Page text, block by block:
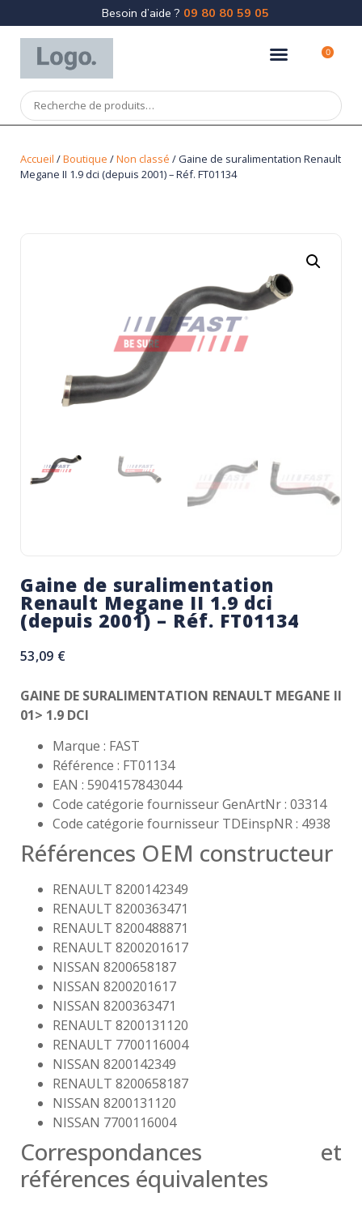
Besoin d’aide ? 09 80 80 59 05
0
Accueil /Boutique /Non classé / Gaine de suralimentation Renault
Megane II 1.9 dci (depuis 2001) – Réf. FT01134
Gaine de suralimentation
Renault Megane II 1.9 dci
(depuis 2001) – Réf. FT01134
53,09 €
GAINE DE SURALIMENTATION RENAULT MEGANE II
01> 1.9 DCI
Marque : FAST
Référence : FT01134
EAN : 5904157843044
Code catégorie fournisseur GenArtNr : 03314
Code catégorie fournisseur TDEinspNR : 4938
Références OEM constructeur
RENAULT 8200142349
RENAULT 8200363471
RENAULT 8200488871
RENAULT 8200201617
NISSAN 8200658187
NISSAN 8200201617
NISSAN 8200363471
RENAULT 8200131120
RENAULT 7700116004
NISSAN 8200142349
RENAULT 8200658187
NISSAN 8200131120
NISSAN 7700116004
Correspondances et
références équivalentes